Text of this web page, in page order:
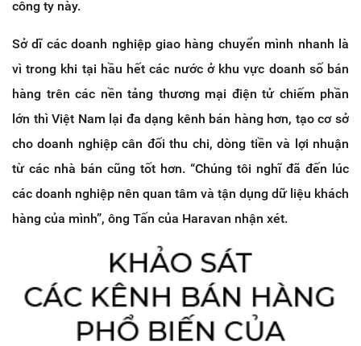
công ty này.
Sở dĩ các doanh nghiệp giao hàng chuyển mình nhanh là
vì trong khi tại hầu hết các nước ở khu vực doanh số bán
hàng trên các nền tảng thương mại điện tử chiếm phần
lớn thì Việt Nam lại đa dạng kênh bán hàng hơn, tạo cơ sở
cho doanh nghiệp cân đối thu chi, dòng tiền và lợi nhuận
từ các nhà bán cũng tốt hơn. “Chúng tôi nghĩ đã đến lúc
các doanh nghiệp nên quan tâm và tận dụng dữ liệu khách
hàng của mình”, ông Tấn của Haravan nhận xét.